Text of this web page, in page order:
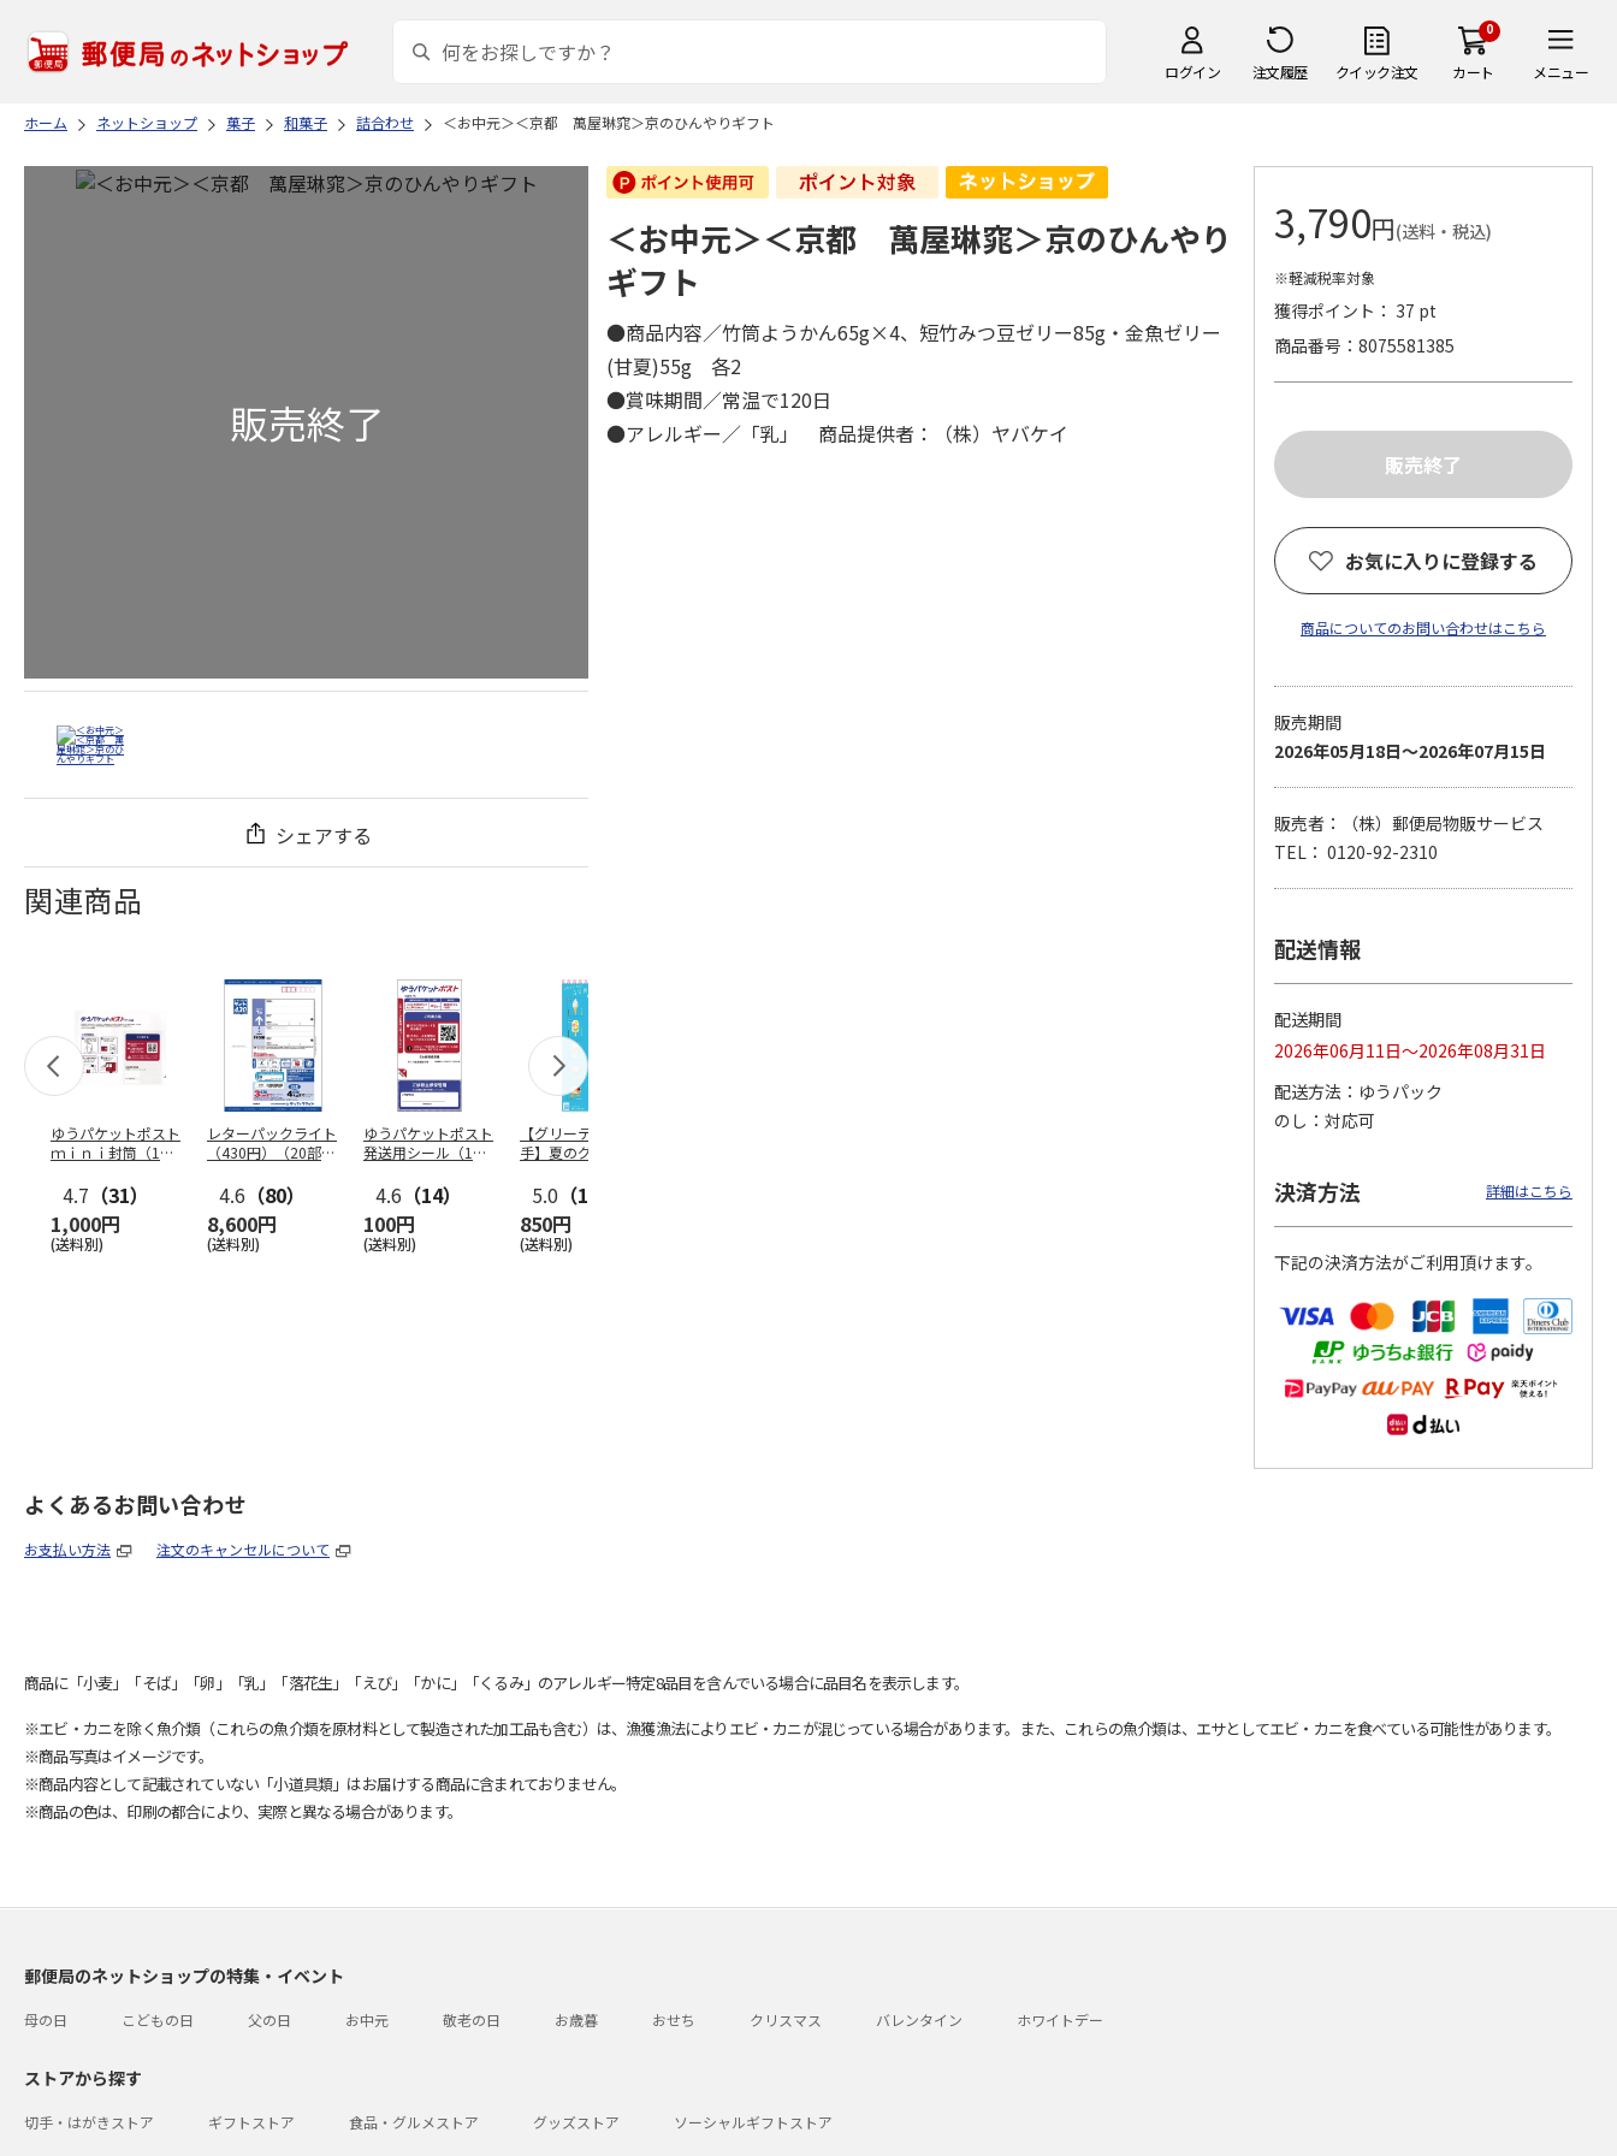
ログイン 注文履歴 クイック注文
0
カート メニュー
ホーム ネットショップ 菓子 和菓子 詰合わせ ＜お中元＞＜京都 萬屋琳窕＞京のひんやりギフト
シェアする
関連商品
ゆうパケットポスト
ｍｉｎｉ封筒（1個
4.7 （31）
1,000円
(送料別)
レターパックライト
（430円）（20部セ
4.6 （80）
8,600円
(送料別)
ゆうパケットポスト
発送用シール（1個
4.6 （14）
100円
(送料別)
【グリーティング切
手】夏のグリーティ
5.0 （10）
850円
(送料別)
【グリーティング切
円…
4.8（11）
5,500円
4.6（7）
11,000円
＜お中元＞＜京都 萬屋琳窕＞京のひんやり
ギフト
●商品内容／竹筒ようかん65g×4、短竹みつ豆ゼリー85g・金魚ゼリー
(甘夏)55g 各2
●賞味期間／常温で120日
●アレルギー／「乳」 商品提供者：（株）ヤバケイ
3,790円(送料・税込)
※軽減税率対象
獲得ポイント： 37 pt
商品番号
8075581385
お気に入りに登録する
商品についてのお問い合わせはこちら
販売期間
2026年05月18日～2026年07月15日
販売者：（株）郵便局物販サービス
TEL： 0120-92-2310
配送情報
配送期間
2026年06月11日～2026年08月31日
配送方法
ゆうパック
のし
対応可
決済方法 詳細はこちら
下記の決済方法がご利用頂けます。
よくあるお問い合わせ
お支払い方法 注文のキャンセルについて
商品に「小麦」「そば」「卵」「乳」「落花生」「えび」「かに」「くるみ」のアレルギー特定8品目を含んでいる場合に品目名を表示します。
※エビ・カニを除く魚介類（これらの魚介類を原材料として製造された加工品も含む）は、漁獲漁法によりエビ・カニが混じっている場合があります。また、これらの魚介類は、エサとしてエビ・カニを食べている可能性があります。
※商品写真はイメージです。
※商品内容として記載されていない「小道具類」はお届けする商品に含まれておりません。
※商品の色は、印刷の都合により、実際と異なる場合があります。
郵便局のネットショップの特集・イベント
母の日 こどもの日 父の日 お中元 敬老の日 お歳暮 おせち クリスマス バレンタイン ホワイトデー
ストアから探す
切手・はがきストア ギフトストア 食品・グルメストア グッズストア ソーシャルギフトストア